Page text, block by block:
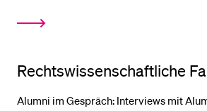
Rechts­wissenschaftliche
Alumni im Gespräch: Interviews mit